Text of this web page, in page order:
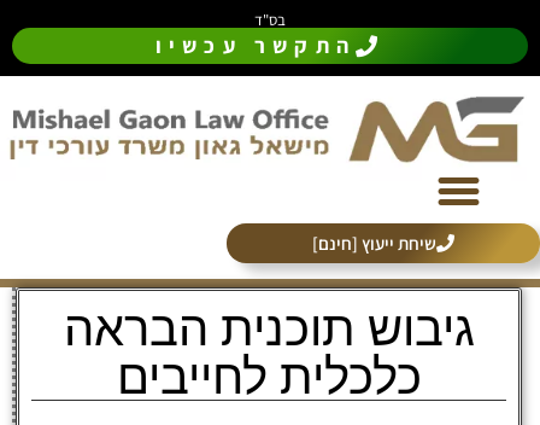
בס"ד
התקשר עכשיו
שיחת ייעוץ [חינם]
גיבוש תוכנית הבראה
כלכלית לחייבים